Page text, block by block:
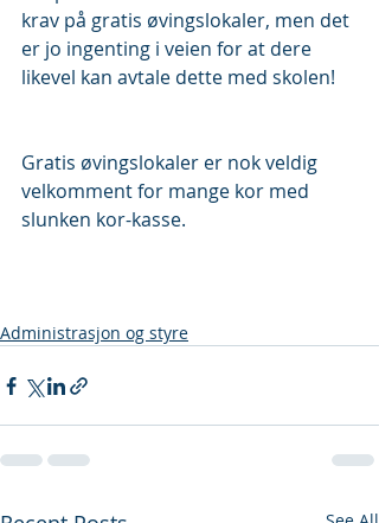
krav på gratis øvingslokaler, men det
er jo ingenting i veien for at dere
likevel kan avtale dette med skolen!
Gratis øvingslokaler er nok veldig
velkomment for mange kor med
slunken kor-kasse.
Administrasjon og styre